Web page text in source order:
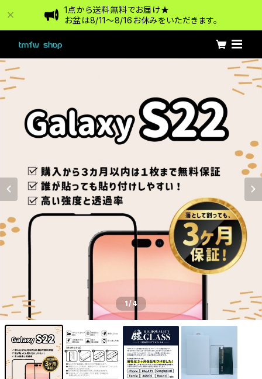
1点から送料無料でお届け★
お盆は8/11〜8/16お休みをいただきます。
1/4